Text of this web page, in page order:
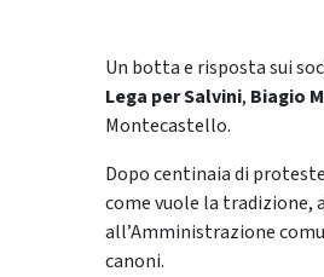
Un botta e risposta sui
Lega per Salvini, Biagio
Montecastello.
Dopo centinaia di
come vuole la tradizione,
all’Amministrazione
canoni.